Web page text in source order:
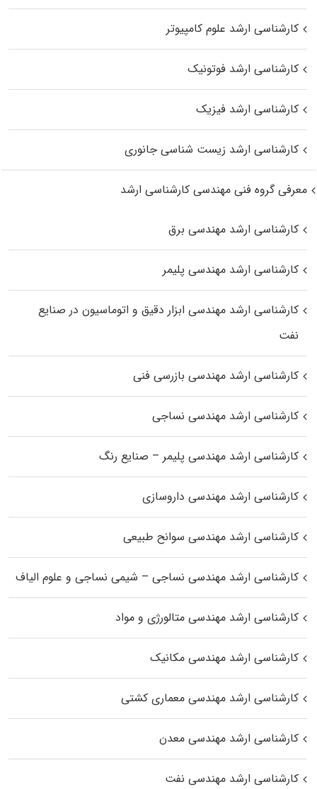
کارشناسی ارشد علوم کامپیوتر
کارشناسی ارشد فوتونیک
کارشناسی ارشد فیزیک
کارشناسی ارشد زیست‌ شناسی جانوری
معرفی گروه فنی مهندسی کارشناسی ارشد
کارشناسی ارشد مهندسی برق
کارشناسی ارشد مهندسی پلیمر
کارشناسی ارشد مهندسی ابزار دقیق و اتوماسیون در صنایع
نفت
کارشناسی ارشد مهندسی بازرسی فنی
کارشناسی ارشد مهندسی نساجی
کارشناسی ارشد مهندسی پلیمر – صنایع رنگ
کارشناسی ارشد مهندسی داروسازی
کارشناسی ارشد مهندسی سوانح طبیعی
کارشناسی ارشد مهندسی نساجی – شیمی نساجی و علوم الیاف
کارشناسی ارشد مهندسی متالورژی و مواد
کارشناسی ارشد مهندسی مکانیک
کارشناسی ارشد مهندسی معماری کشتی
کارشناسی ارشد مهندسی معدن
کارشناسی ارشد مهندسی نفت